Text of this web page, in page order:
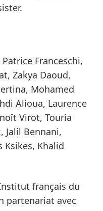
Franceschi,
Zakya Daoud,
Mohamed
Alioua, Laurence
Virot, Touria
Jalil Bennani,
Ksikes, Khalid
français du
partenariat avec